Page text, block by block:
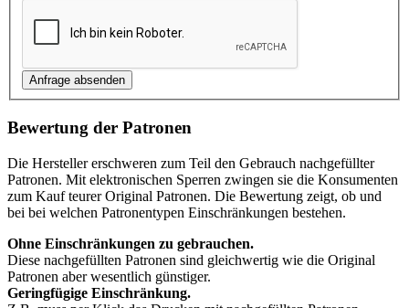
Bewertung der Patronen
Die Hersteller erschweren zum Teil den Gebrauch nachgefüllter
Patronen. Mit elektronischen Sperren zwingen sie die Konsumenten
zum Kauf teurer Original Patronen. Die Bewertung zeigt, ob und
bei bei welchen Patronentypen Einschränkungen bestehen.
Ohne Einschränkungen zu gebrauchen.
Diese nachgefüllten Patronen sind gleichwertig wie die Original
Patronen aber wesentlich günstiger.
Geringfügige Einschränkung.